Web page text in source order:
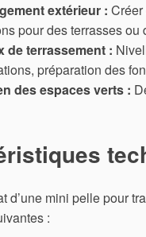
extérieur : Créer
pour des terrasses ou
de terrassement :
préparation des
des espaces verts :
d’une mini pelle pour
: